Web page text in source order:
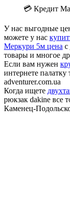
💳 Кредит
У нас выгодные
можете у нас
Меркури 5м цена с
товары и многое
Если вам нужен
интернете палатку
adventurer.com.ua
Когда ищете
рюкзак dakine все
Каменец-